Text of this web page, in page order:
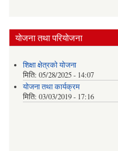
योजना तथा परियोजना
शिक्षा क्षेत्रकाे याेजना
मिति: 05/28/2025 - 14:07
याेजना तथा कार्यक्रम
मिति: 03/03/2019 - 17:16